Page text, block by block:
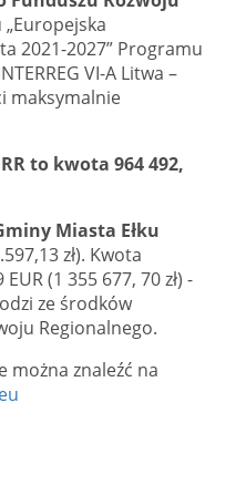
2021-2027” Programu
VI-A Litwa –
maksymalnie
to kwota 964 492,
Miasta Ełku
zł). Kwota
(1 355 677, 70 zł) -
ze środków
Regionalnego.
znaleźć na